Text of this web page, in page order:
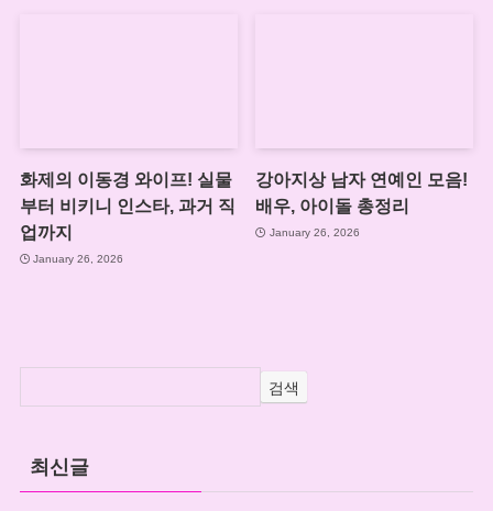
화제의 이동경 와이프! 실물
부터 비키니 인스타, 과거 직
업까지
January 26, 2026
강아지상 남자 연예인 모음!
배우, 아이돌 총정리
January 26, 2026
검색
최신글